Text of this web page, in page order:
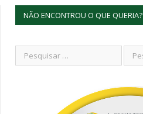
NÃO ENCONTROU O QUE QUERIA?